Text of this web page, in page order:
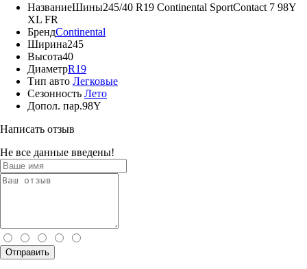
НазваниеШины245/40 R19 Continental SportContact 7 98Y
XL FR
БрендContinental
Ширина245
Высота40
ДиаметрR19
Тип авто Легковые
Сезонность Лето
Допол. пар.98Y
Написать отзыв
Не все данные введены!
Отправить